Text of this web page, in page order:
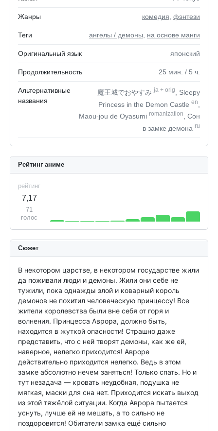
Жанры комедия фэнтези
Теги ангелы / демоны на основе манги
Оригинальный язык японский
Продолжительность 25 мин. / 5 ч.
Альтернативные
названия
魔王城でおやすみja + orig
, Sleepy
Princess in the Demon Castle en
Maou-jou de Oyasumi romanization
, Сон
в замке демона ru
Рейтинг аниме
рейтинг
7,17
71
голос
Сюжет
В некотором царстве, в некотором государстве жили
да поживали люди и демоны. Жили они себе не
тужили, пока однажды злой и коварный король
демонов не похитил человеческую принцессу! Все
жители королевства были вне себя от горя и
волнения. Принцесса Аврора, должно быть,
находится в жуткой опасности! Страшно даже
представить, что с ней творят демоны, как же ей,
наверное, нелегко приходится! Авроре
действительно приходится нелегко. Ведь в этом
замке абсолютно нечем заняться! Только спать. Но и
тут незадача — кровать неудобная, подушка не
мягкая, маски для сна нет. Приходится искать выход
из этой тяжёлой ситуации. Когда Аврора пытается
уснуть, лучше ей не мешать, а то сильно не
поздоровится! Обитатели замка ещё сильно